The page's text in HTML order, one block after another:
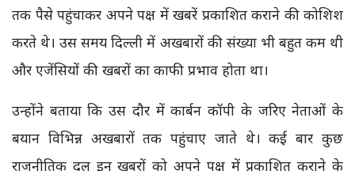
तक पैसे पहुंचाकर अपने पक्ष में खबरें प्रकाशित कराने की कोशिश
करते थे। उस समय दिल्ली में अखबारों की संख्या भी बहुत कम थी
और एजेंसियों की खबरों का काफी प्रभाव होता था।
उन्होंने बताया कि उस दौर में कार्बन कॉपी के जरिए नेताओं के
बयान विभिन्न अखबारों तक पहुंचाए जाते थे। कई बार कुछ
राजनीतिक दल इन खबरों को अपने पक्ष में प्रकाशित कराने के